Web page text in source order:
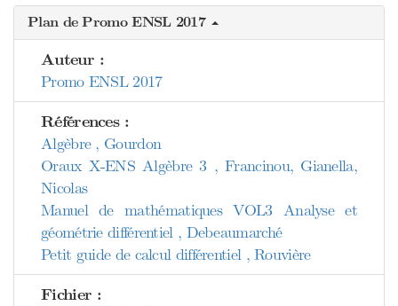
Plan de Promo ENSL 2017
Auteur :
Promo ENSL 2017
Références :
Algèbre , Gourdon
Oraux X-ENS Algèbre 3 , Francinou, Gianella,
Nicolas
Manuel de mathématiques VOL3 Analyse et
géométrie différentiel , Debeaumarché
Petit guide de calcul différentiel , Rouvière
Fichier :